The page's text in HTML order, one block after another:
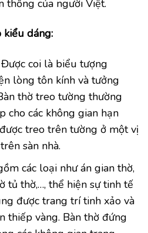
thống của người Việt.
kiểu dáng:
Được coi là biểu tượng
lòng tôn kính và tưởng
thờ treo tường thường
cho các không gian hạn
treo trên tường ở một vị
sàn nhà.
các loại như án gian thờ,
tủ thờ,…, thể hiện sự tinh tế
được trang trí tinh xảo và
thiếp vàng. Bàn thờ đứng